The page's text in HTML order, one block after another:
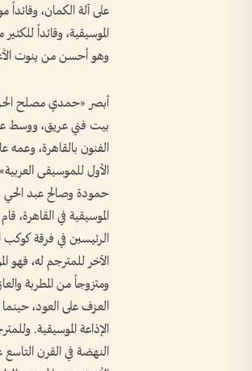
على آلة الكمان، وقائداً
الموسيقية، وقائداً
وهو أحسن من ينوت
بيت فني عريق، ووسط
الموسيقية في القاهرة،
الرئيسين في فرقة
ومتزوجاً من المطربة
العزف على العود،